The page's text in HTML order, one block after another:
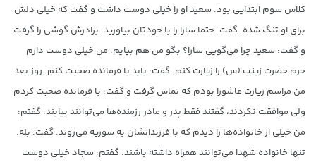
کلاس سوم ابتدایی بود. سعید او را خیلی دوست داشت و گفت که خیلی دلش
برای او تنگ شده. گفت: حتما سارا را با خودتان بیاورید. برادرش گوشی را گرفت
و گفت: سعید چرا می‌گویی سارا؟ بگو من هم بیایم، من خیلی دوست دارم
حرم حضرت زینب (س) را زیارت کنم. گفت: باید با فرمانده صحبت کنم. روز بعد
من مراسم زیارت عاشورا بودم که تماس گرفت و گفت: با فرمانده صحبت کردم
ولی موافقت نکردند، گفتند فقط پدر و مادر رزمنده‌ها می‌توانند بیایند. گفتم:
من خیلی از خانواده‌ها را دیدم که با فرزندانشان به سوریه می‌روند. گفت: بله.
تنها خانواده شهدا می‌توانند همراه داشته باشند. گفتم: سجاد خیلی دوست